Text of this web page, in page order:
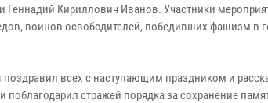
Геннадий Кириллович Иванов. Участники
воинов освободителей, победивших фашизм в
всех с наступающим праздником и
стражей порядка за сохранение